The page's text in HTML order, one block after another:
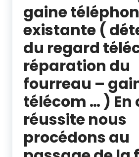
gaine
existante (
du regard
réparation du
fourreau –
télécom … ) En
réussite nous
procédons au